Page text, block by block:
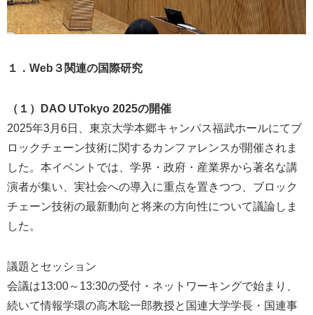
１．Web３関連の国際研究
（１）DAO UTokyo 2025の開催
2025年3月6日、東京大学本郷キャンパス福武ホールにてブ
ロックチェーン技術に関するカンファレンスが開催されま
した。本イベントでは、学界・政府・産業界から著名な講
演者が集い、実社会への導入に重点を置きつつ、ブロック
チェーン技術の最新動向と将来の方向性について議論しま
した。
議題とセッション
会議は13:00～13:30の受付・ネットワーキングで始まり、
続いて情報学環の高木聡一郎教授と国連大学学長・国連事